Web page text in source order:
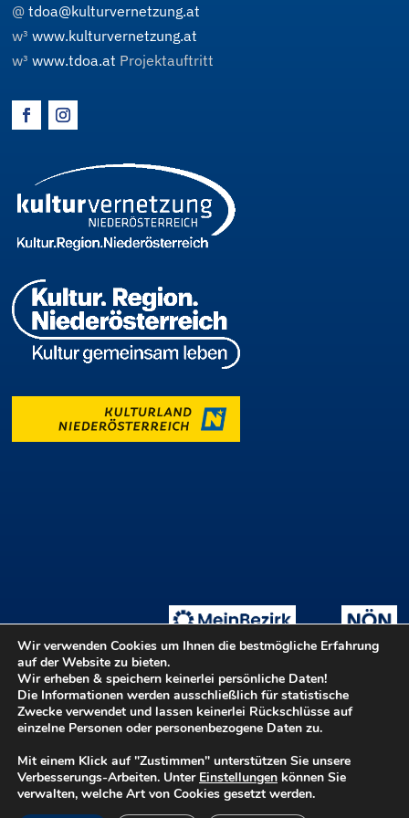
@tdoa@kulturvernetzung.at
w³www.kulturvernetzung.at
w³www.tdoa.at Projektauftritt
Tage der offenen Ateliers Teilnahmebedingungen
Login ::
Hilfe Kontakt
Barrierefreiheit
©2026 Kulturvernetzung Niederösterreich GmbH - Ein Betrieb der
Wir verwenden Cookies um Ihnen die bestmögliche Erfahrung
auf der Website zu bieten.
Wir erheben & speichern keinerlei persönliche Daten!
Die Informationen werden ausschließlich für statistische
Zwecke verwendet und lassen keinerlei Rückschlüsse auf
einzelne Personen oder personenbezogene Daten zu.
Mit einem Klick auf "Zustimmen" unterstützen Sie unsere
Verbesserungs-Arbeiten. Unter Einstellungen können Sie
verwalten, welche Art von Cookies gesetzt werden.